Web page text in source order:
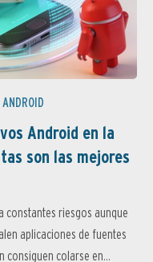
Android en la
son las mejores
constantes riesgos aunque
aplicaciones de fuentes
consiguen colarse en...